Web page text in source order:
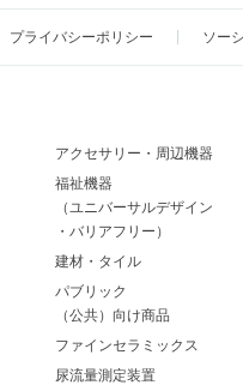
プライバシーポリシー ソー
アクセサリー・周辺機器
福祉機器
（ユニバーサルデザイン
・バリアフリー）
建材・タイル
パブリック
（公共）向け商品
ファインセラミックス
尿流量測定装置